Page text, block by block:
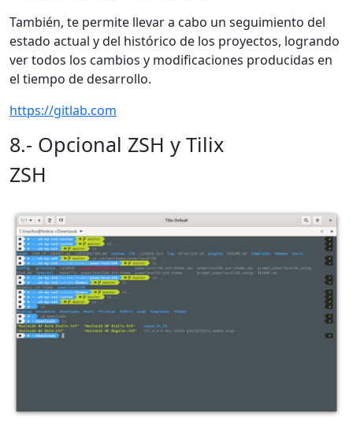
También, te permite llevar a cabo un seguimiento del
estado actual y del histórico de los proyectos, logrando
ver todos los cambios y modificaciones producidas en
el tiempo de desarrollo.
https://gitlab.com
8.- Opcional ZSH y Tilix
ZSH